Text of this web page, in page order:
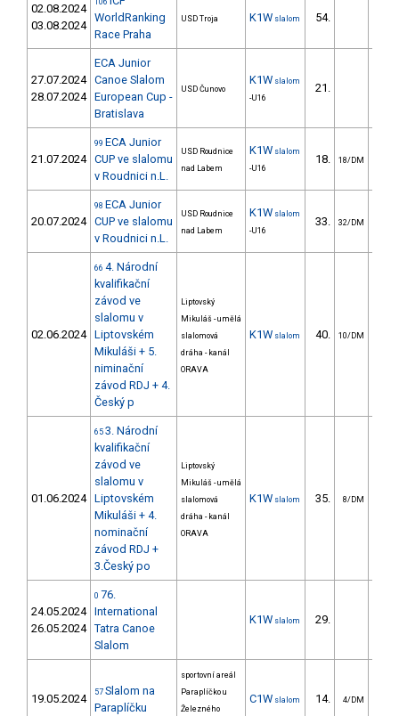
02.08.2024
03.08.2024
106
WorldRanking
Race Praha
USD Troja K1W slalom 54.
27.07.2024
28.07.2024
ECA Junior
Canoe Slalom
European Cup -
Bratislava
USD Čunovo
K1W slalom
-U16
21.
21.07.2024
99 ECA Junior
CUP ve slalomu
v Roudnici n.L.
USD Roudnice
nad Labem
K1W slalom
-U16
18. 18/DM
20.07.2024
98 ECA Junior
CUP ve slalomu
v Roudnici n.L.
USD Roudnice
nad Labem
K1W slalom
-U16
33. 32/DM
02.06.2024
66 4. Národní
kvalifikační
závod ve
slalomu v
Liptovském
Mikuláši + 5.
niminační
závod RDJ + 4.
Český p
Liptovský
Mikuláš - umělá
slalomová
dráha - kanál
ORAVA
K1W slalom 40. 10/DM
01.06.2024
65 3. Národní
kvalifikační
závod ve
slalomu v
Liptovském
Mikuláši + 4.
nominační
závod RDJ +
3.Český po
Liptovský
Mikuláš - umělá
slalomová
dráha - kanál
ORAVA
K1W slalom 35. 8/DM
24.05.2024
26.05.2024
0 76.
International
Tatra Canoe
Slalom
K1W slalom 29.
19.05.2024 57 Slalom na
Paraplíčku
sportovní areál
Paraplíčko u
Železného
C1W slalom 14. 4/DM